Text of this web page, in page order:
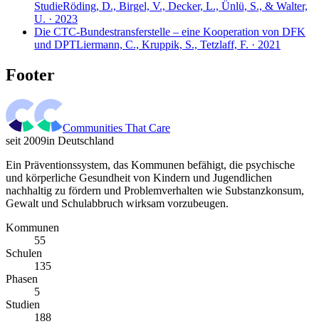
StudieRöding, D., Birgel, V., Decker, L., Ünlü, S., & Walter,
U. · 2023
Die CTC-Bundestransferstelle – eine Kooperation von DFK
und DPTLiermann, C., Kruppik, S., Tetzlaff, F. · 2021
Footer
Communities That Care
seit 2009in Deutschland
Ein Präventionssystem, das Kommunen befähigt, die psychische
und körperliche Gesundheit von Kindern und Jugendlichen
nachhaltig zu fördern und Problemverhalten wie Substanzkonsum,
Gewalt und Schulabbruch wirksam vorzubeugen.
Kommunen
55
Schulen
135
Phasen
5
Studien
188